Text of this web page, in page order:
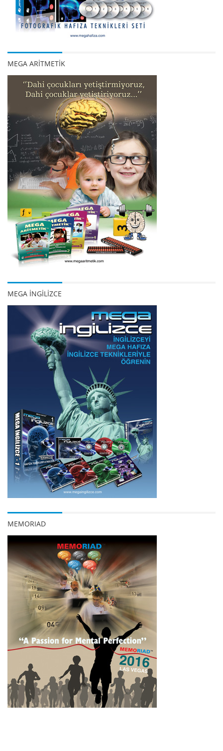
MEGA ARİTMETİK
MEGA İNGİLİZCE
MEMORIAD